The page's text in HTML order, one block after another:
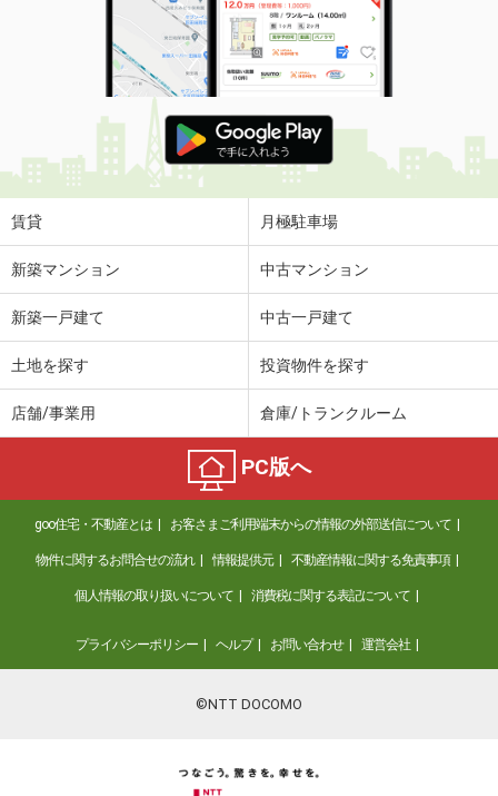
賃貸 月極駐車場
新築マンション 中古マンション
新築一戸建て 中古一戸建て
土地を探す 投資物件を探す
店舗/事業用 倉庫/トランクルーム
PC版へ
goo住宅・不動産とは お客さまご利用端末からの情報の外部送信について
物件に関するお問合せの流れ 情報提供元 不動産情報に関する免責事項
個人情報の取り扱いについて 消費税に関する表記について
プライバシーポリシー ヘルプ お問い合わせ 運営会社
©NTT DOCOMO